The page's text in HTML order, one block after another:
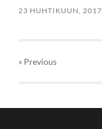
23 HUHTIKUUN, 2017
« Previous